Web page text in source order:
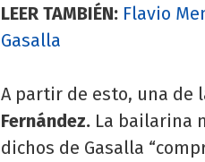
LEER TAMBIÉN: Flavio
Gasalla
A partir de esto, una de
Fernández. La bailarina
dichos de Gasalla